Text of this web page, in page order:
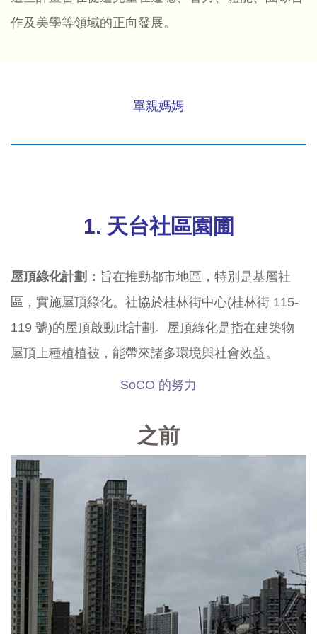
作及美學等領域的正向發展。
單親媽媽
1. 天台社區園圃
屋頂綠化計劃： 旨在推動都市地區，特別是基層社
區，實施屋頂綠化。社協於桂林街中心(桂林街 115-
119 號)的屋頂啟動此計劃。屋頂綠化是指在建築物
屋頂上種植植被，能帶來諸多環境與社會效益。
SoCO 的努力
之前